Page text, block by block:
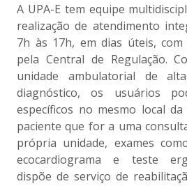
A UPA-E tem equipe
realização de atendimento
7h às 17h, em dias úteis, com
pela Central de Regulação.
unidade ambulatorial de
diagnóstico, os usuários
específicos no mesmo local
paciente que for a uma
própria unidade, exames
ecocardiograma e teste
dispõe de serviço de